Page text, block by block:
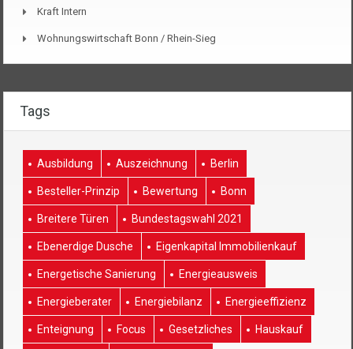
Kraft Intern
Wohnungswirtschaft Bonn / Rhein-Sieg
Tags
Ausbildung Auszeichnung Berlin
Besteller-Prinzip Bewertung Bonn
Breitere Türen Bundestagswahl 2021
Ebenerdige Dusche Eigenkapital Immobilienkauf
Energetische Sanierung Energieausweis
Energieberater Energiebilanz Energieeffizienz
Enteignung Focus Gesetzliches Hauskauf